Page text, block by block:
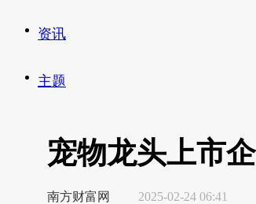
资讯
主题
宠物龙头上市
南方财富网 2025-02-24 06:41